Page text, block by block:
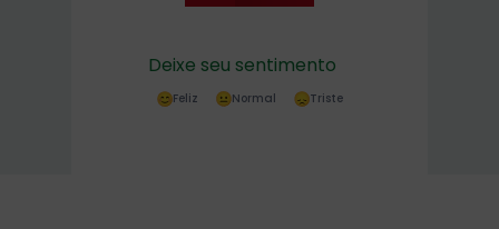
Deixe seu sentimento
Feliz Normal Triste